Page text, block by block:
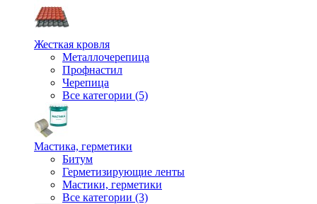
Жесткая кровля
Металлочерепица
Профнастил
Черепица
Все категории (5)
Мастика, герметики
Битум
Герметизирующие ленты
Мастики, герметики
Все категории (3)